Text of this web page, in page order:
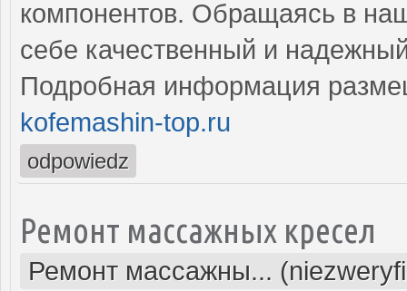
компонентов. Обращаясь в
себе качественный и
Подробная информация
kofemashin-top.ru
odpowiedz
Ремонт массажных кресел
Ремонт массажны...